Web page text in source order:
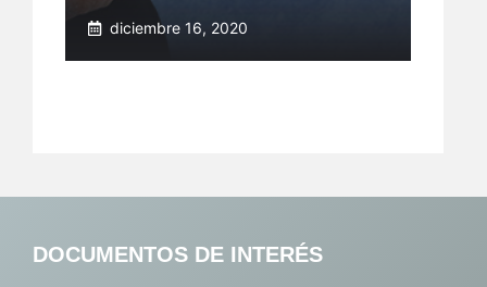
diciembre 16, 2020
DOCUMENTOS DE INTERÉS